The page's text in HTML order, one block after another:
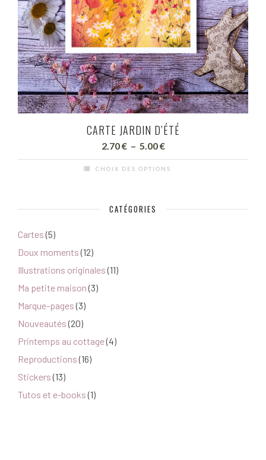
CARTE JARDIN D’ÉTÉ
2.70€ – 5.00€Plage
de
CHOIX DES OPTIONS
a
variations.
Les
options
peuvent
choisies
sur
la
page
du
CATÉGORIES
Cartes (5)
Doux moments (12)
Illustrations originales (11)
Ma petite maison (3)
Marque-pages (3)
Nouveautés (20)
Printemps au cottage(4)
Reproductions (16)
Stickers (13)
Tutos et e-books (1)